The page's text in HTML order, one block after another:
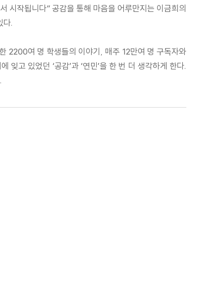
시작됩니다” 공감을 통해 마음을 어루만지는 이금희의
다.
2200여 명 학생들의 이야기, 매주 12만여 명 구독자와
고 있었던 ‘공감’과 ‘연민’을 한 번 더 생각하게 한다.